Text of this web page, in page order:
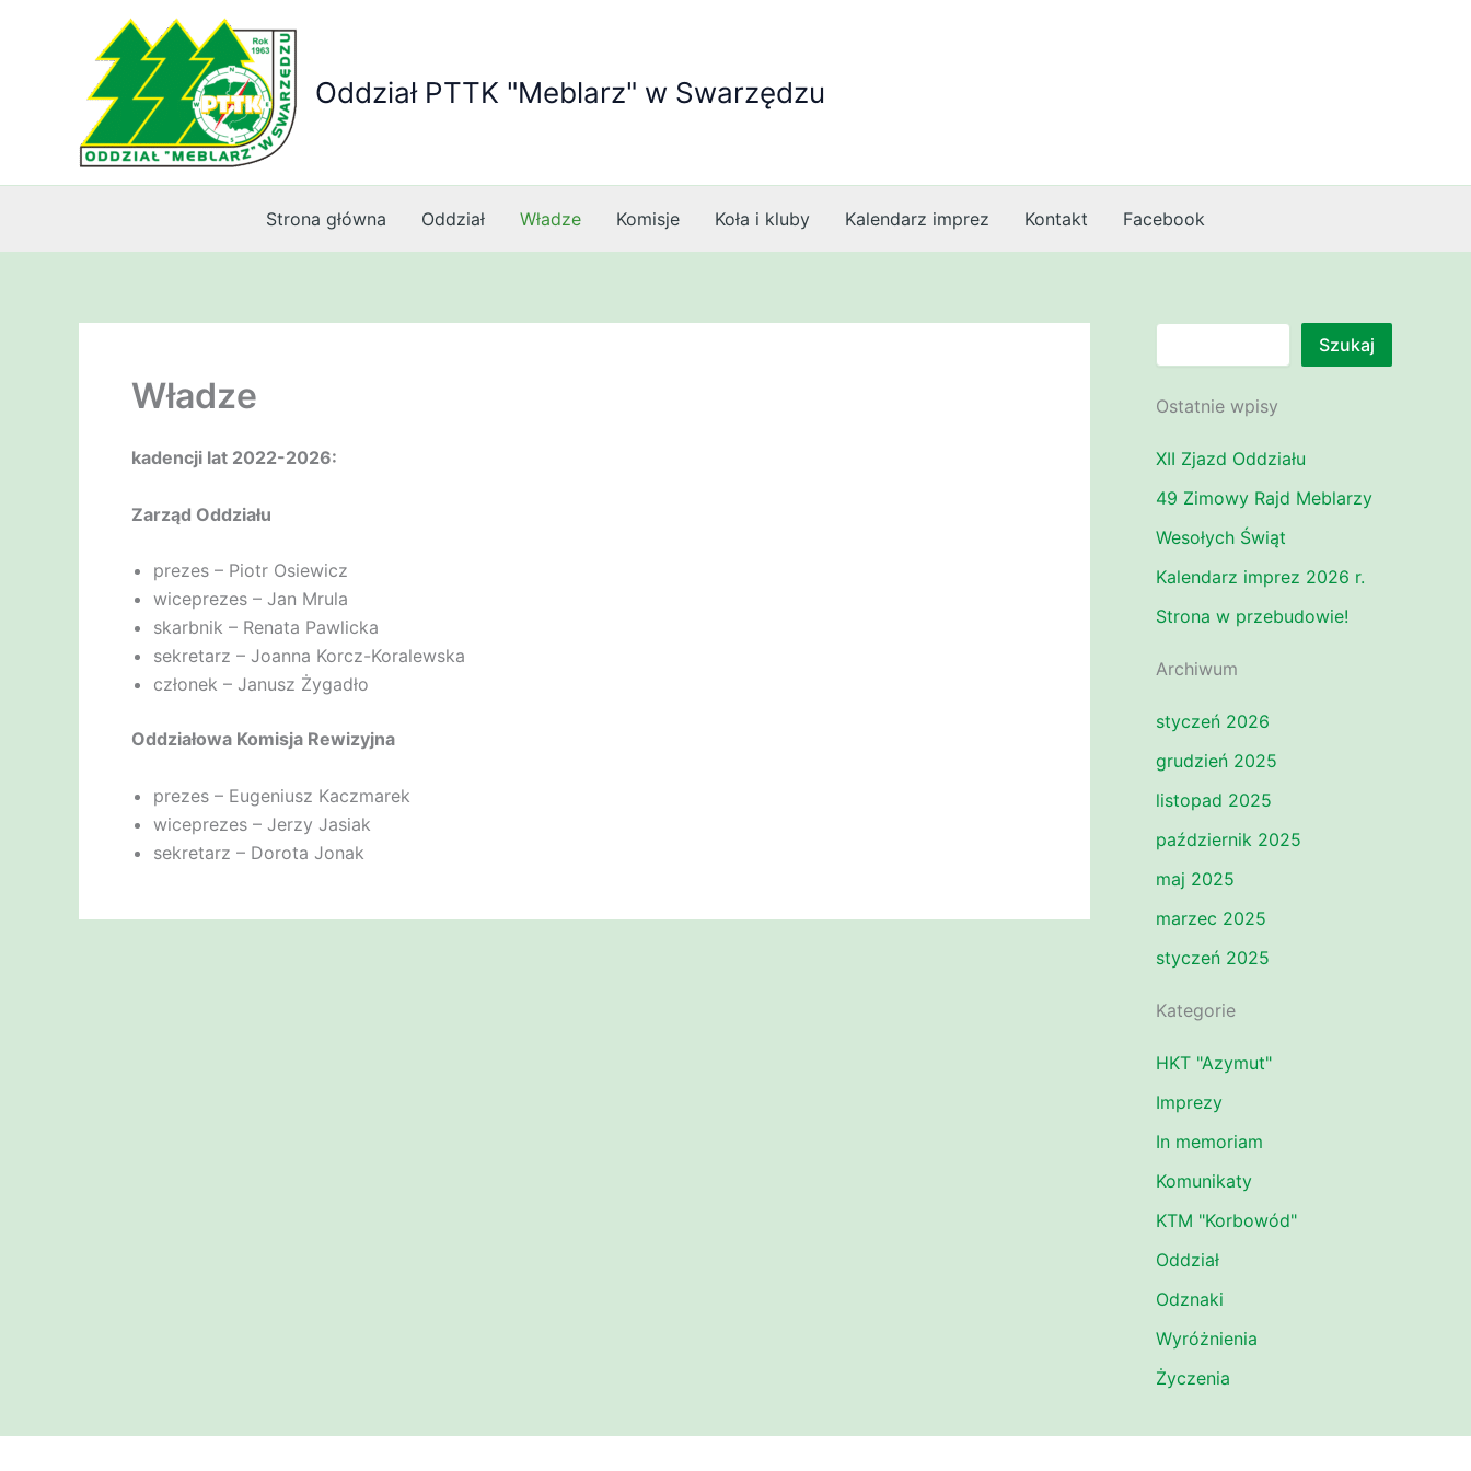
Oddział PTTK "Meblarz" w Swarzędzu
Strona główna Oddział Władze Komisje Koła i kluby Kalendarz imprez Kontakt Facebook
Władze
kadencji lat 2022-2026:
Zarząd Oddziału
prezes – Piotr Osiewicz
wiceprezes – Jan Mrula
skarbnik – Renata Pawlicka
sekretarz – Joanna Korcz-Koralewska
członek – Janusz Żygadło
Oddziałowa Komisja Rewizyjna
prezes – Eugeniusz Kaczmarek
wiceprezes – Jerzy Jasiak
sekretarz – Dorota Jonak
Szukaj
Ostatnie wpisy
XII Zjazd Oddziału
49 Zimowy Rajd Meblarzy
Wesołych Świąt
Kalendarz imprez 2026 r.
Strona w przebudowie!
Archiwum
styczeń 2026
grudzień 2025
listopad 2025
październik 2025
maj 2025
marzec 2025
styczeń 2025
Kategorie
HKT "Azymut"
Imprezy
In memoriam
Komunikaty
KTM "Korbowód"
Oddział
Odznaki
Wyróżnienia
Życzenia